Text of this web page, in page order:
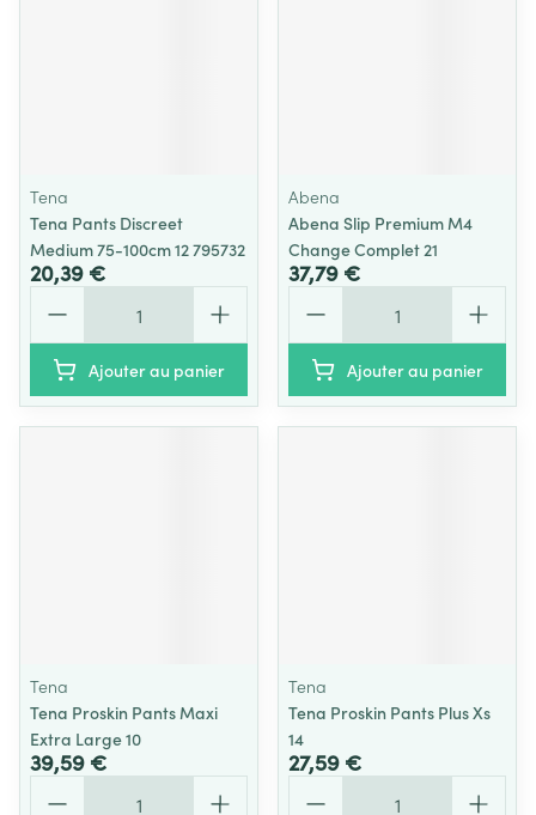
Tena
Tena Pants Discreet
Medium 75-100cm 12 795732
20,39 €
Ajouter au panier
Abena
Abena Slip Premium M4
Change Complet 21
37,79 €
Ajouter au panier
Tena
Tena Proskin Pants Maxi
Extra Large 10
39,59 €
Tena
Tena Proskin Pants Plus Xs
14
27,59 €